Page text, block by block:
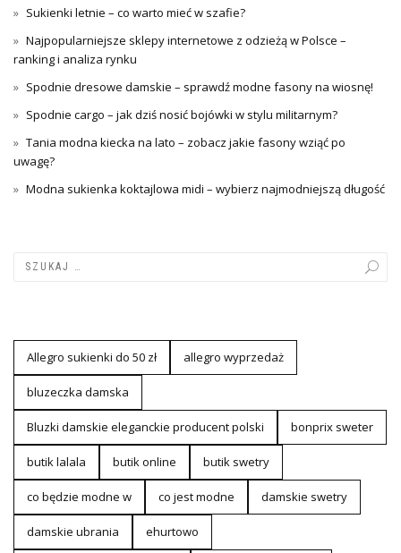
Sukienki letnie – co warto mieć w szafie?
Najpopularniejsze sklepy internetowe z odzieżą w Polsce –
ranking i analiza rynku
Spodnie dresowe damskie – sprawdź modne fasony na wiosnę!
Spodnie cargo – jak dziś nosić bojówki w stylu militarnym?
Tania modna kiecka na lato – zobacz jakie fasony wziąć po
uwagę?
Modna sukienka koktajlowa midi – wybierz najmodniejszą długość
Allegro sukienki do 50 zł allegro wyprzedaż
bluzeczka damska
Bluzki damskie eleganckie producent polski bonprix sweter
butik lalala butik online butik swetry
co będzie modne w co jest modne damskie swetry
damskie ubrania ehurtowo